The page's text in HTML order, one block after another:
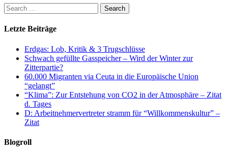
Letzte Beiträge
Erdgas: Lob, Kritik & 3 Trugschlüsse
Schwach gefüllte Gasspeicher – Wird der Winter zur
Zitterpartie?
60.000 Migranten via Ceuta in die Europäische Union
“gelangt”
“Klima”: Zur Entstehung von CO2 in der Atmosphäre – Zitat
d. Tages
D: Arbeitnehmervertreter stramm für “Willkommenskultur” –
Zitat
Blogroll